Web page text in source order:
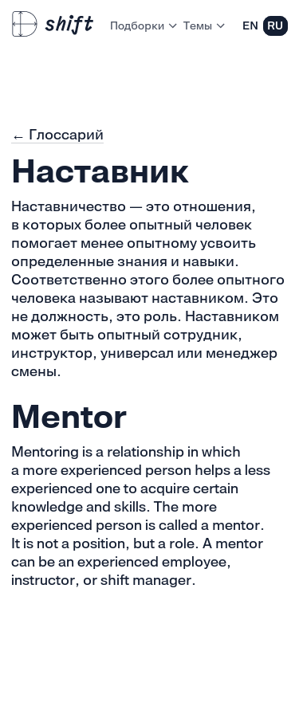
Подборки Темы EN RU
← Глоссарий
Наставник
Наставничество — это отношения,
в которых более опытный человек
помогает менее опытному усвоить
определенные знания и навыки.
Соответственно этого более опытного
человека называют наставником. Это
не должность, это роль. Наставником
может быть опытный сотрудник,
инструктор, универсал или менеджер
смены.
Mentor
Mentoring is a relationship in which
a more experienced person helps a less
experienced one to acquire certain
knowledge and skills. The more
experienced person is called a mentor.
It is not a position, but a role. A mentor
can be an experienced employee,
instructor, or shift manager.